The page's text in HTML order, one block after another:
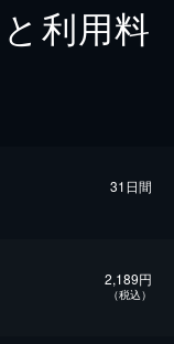
利用料
31日間
2,189円
（税込）